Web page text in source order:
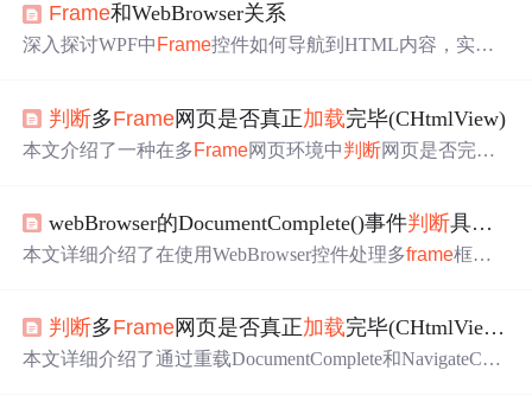
Frame和WebBrowser关系
深入探讨WPF中 Frame控件如何导航到HTML内容，实际
ompleted事件的误解，并解释如何正确判断网页是否加载
完成。
判断多Frame网页是否真正加载完毕(CHtmlView)
本文介绍了一种在多Frame网页环境中判断网页是否完全
加载状态，确保所有子Frame加载完成。
webBrowser的DocumentComplete()事件判断具有
本文详细介绍了在使用WebBrowser控件处理多frame框架
法、测试验证和关键代码示例。
判断多Frame网页是否真正加载完毕(CHtmlView) .
本文详细介绍了通过重载DocumentComplete和NavigateCom